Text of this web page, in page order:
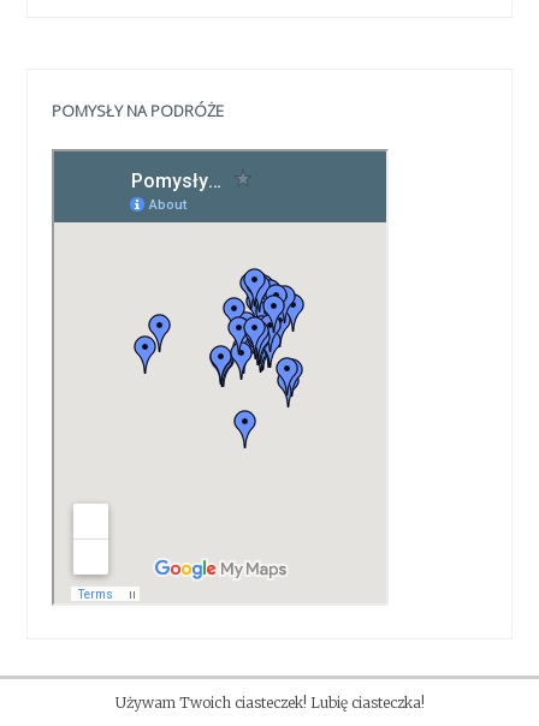
POMYSŁY NA PODRÓŻE
Używam Twoich ciasteczek! Lubię ciasteczka!